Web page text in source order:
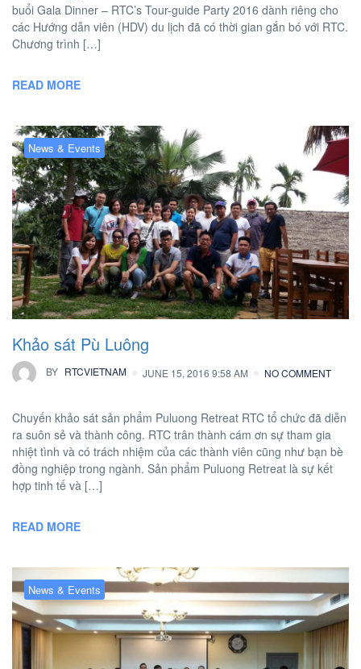
buổi Gala Dinner – RTC’s Tour-guide Party 2016 dành riêng cho
các Hướng dẫn viên (HDV) du lịch đã có thời gian gắn bó với RTC.
Chương trình […]
READ MORE
News & Events
Khảo sát Pù Luông
BY RTCVIETNAM JUNE 15, 2016 9:58 AM NO COMMENT
Chuyến khảo sát sản phẩm Puluong Retreat RTC tổ chức đã diễn
ra suôn sẻ và thành công. RTC trân thành cám ơn sự tham gia
nhiệt tình và có trách nhiệm của các thành viên cũng như bạn bè
đồng nghiệp trong ngành. Sản phẩm Puluong Retreat là sự kết
hợp tinh tế và […]
READ MORE
News & Events